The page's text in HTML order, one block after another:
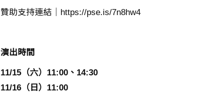
贊助支持連結｜https://pse.is/7n8hw4
演出時間
11/15（六）11:00、14:30
11/16（日）11:00